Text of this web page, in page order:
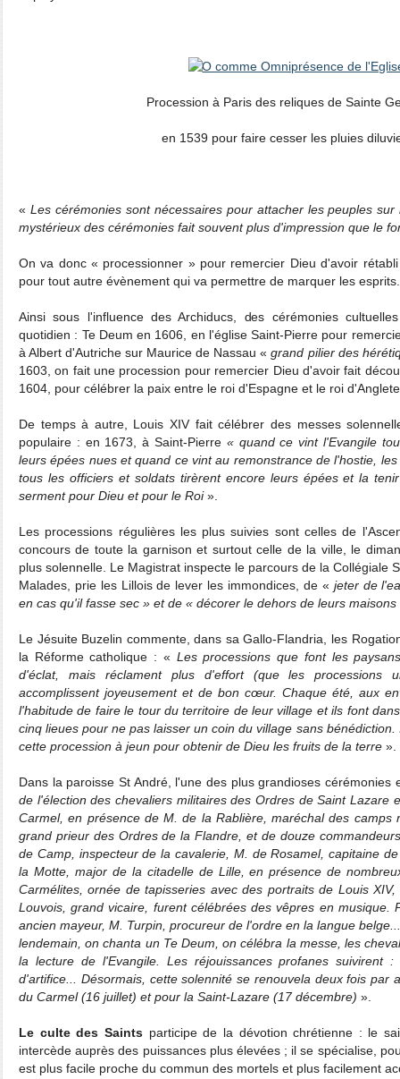
Procession à Paris des reliques de Sainte
en 1539 pour faire cesser les pluies
« Les cérémonies sont nécessaires pour attacher les peuples
mystérieux des cérémonies fait souvent plus d'impression que le
On va donc « processionner » pour remercier Dieu d'avoir
pour tout autre évènement qui va permettre de marquer les esprits.
Ainsi sous l'influence des Archiducs, des cérémonies
quotidien : Te Deum en 1606, en l'église Saint-Pierre pour
à Albert d'Autriche sur Maurice de Nassau «grand pilier des
1603, on fait une procession pour remercier Dieu d'avoir fait
1604, pour célébrer la paix entre le roi d'Espagne et le roi
De temps à autre, Louis XIV fait célébrer des messes
populaire : en 1673, à Saint-Pierre « quand ce vint l'Evangile
leurs épées nues et quand ce vint au remonstrance de l'hostie,
tous les officiers et soldats tirèrent encore leurs épées et la
serment pour Dieu et pour le Roi».
Les processions régulières les plus suivies sont celles de
concours de toute la garnison et surtout celle de la ville, le
plus solennelle. Le Magistrat inspecte le parcours de la Collégiale
Malades, prie les Lillois de lever les immondices, de « jeter de
en cas qu'il fasse sec » et de « décorer le dehors de leurs maisons
Le Jésuite Buzelin commente, dans sa Gallo-Flandria, les
la Réforme catholique : « Les processions que font les
d'éclat, mais réclament plus d'effort (que les processions
accomplissent joyeusement et de bon cœur. Chaque été, aux
l'habitude de faire le tour du territoire de leur village et ils font
cinq lieues pour ne pas laisser un coin du village sans
cette procession à jeun pour obtenir de Dieu les fruits de la terre ».
Dans la paroisse St André, l'une des plus grandioses
de l'élection des chevaliers militaires des Ordres de Saint Lazare
Carmel, en présence de M. de la Rablière, maréchal des camps
grand prieur des Ordres de la Flandre, et de douze
de Camp, inspecteur de la cavalerie, M. de Rosamel, capitaine
la Motte, major de la citadelle de Lille, en présence de
Carmélites, ornée de tapisseries avec des portraits de Louis
Louvois, grand vicaire, furent célébrées des vêpres en musique.
ancien mayeur, M. Turpin, procureur de l'ordre en la langue
lendemain, on chanta un Te Deum, on célébra la messe, les
la lecture de l'Evangile. Les réjouissances profanes suivirent
d'artifice... Désormais, cette solennité se renouvela deux fois par
du Carmel (16 juillet) et pour la Saint-Lazare (17 décembre) ».
Le culte des Saintsparticipe de la dévotion chrétienne : le
intercède auprès des puissances plus élevées ; il se spécialise,
est plus facile proche du commun des mortels et plus facilement